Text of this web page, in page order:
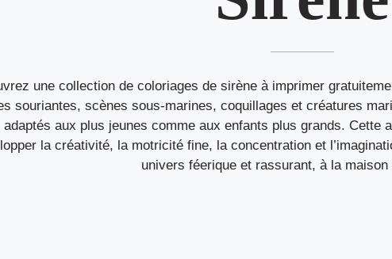
une collection de coloriages de sirène à imprimer
souriantes, scènes sous-marines, coquillages et créatures
aux plus jeunes comme aux enfants plus grands. Cette
la créativité, la motricité fine, la concentration et
univers féerique et rassurant, à la maison